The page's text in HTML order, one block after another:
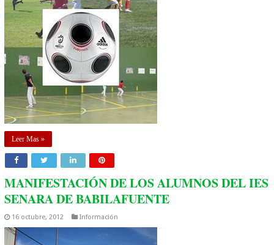
Leer Mas »
MANIFESTACIÓN DE LOS ALUMNOS DEL IES
SENARA DE BABILAFUENTE
16 octubre, 2012 Información